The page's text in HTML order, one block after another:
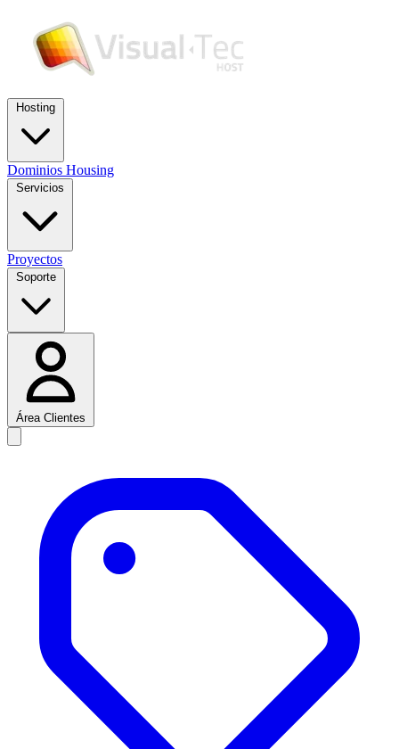
Hosting
Dominios Housing
Servicios
Proyectos
Soporte
Área Clientes